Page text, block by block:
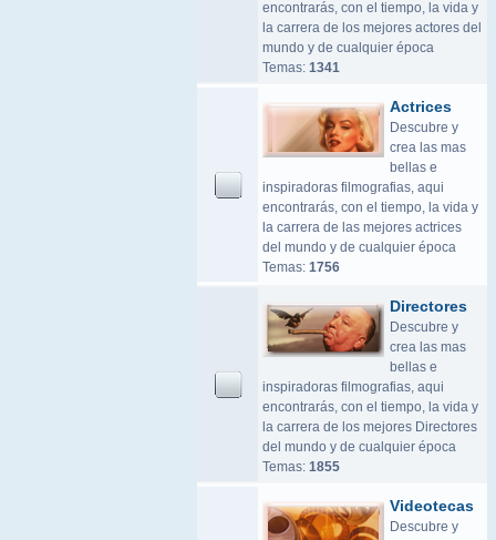
encontrarás, con el tiempo, la vida y
la carrera de los mejores actores del
mundo y de cualquier época
Temas: 1341
Actrices
Descubre y
crea las mas
bellas e
inspiradoras filmografias, aqui
encontrarás, con el tiempo, la vida y
la carrera de las mejores actrices
del mundo y de cualquier época
Temas: 1756
Directores
Descubre y
crea las mas
bellas e
inspiradoras filmografias, aqui
encontrarás, con el tiempo, la vida y
la carrera de los mejores Directores
del mundo y de cualquier época
Temas: 1855
Videotecas
Descubre y